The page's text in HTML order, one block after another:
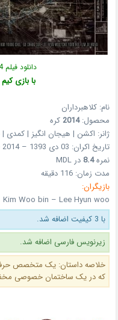
دانلود فیلم The Con Artists 2014
با بازی
نام: کلاهبرداران
محصول:2014 کره
ژانر: اکشن | هیجان انگیز | کمدی |
تاریخ اکران: 03 دی 1393 – 24Dec 2014
نمره8.4 در MDL
مدت زمان: 116 دقیقه
بازیگران:
Kim Woo bin – Lee Hyun woo
با 3 کیفیت اضافه شد.
زیرنویس فارسی اضافه شد.
که در یک ساختمان خصوصی